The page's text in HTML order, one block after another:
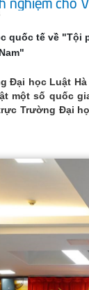
quốc tế về "Tội
Đại học Luật
một số quốc
Trường Đại